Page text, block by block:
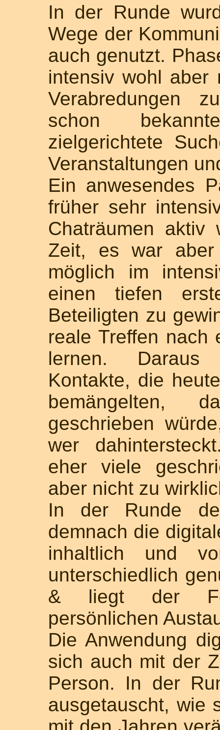
In der Runde
Wege der
auch genutzt.
intensiv wohl aber
Verabredungen
schon
zielgerichtete
Veranstaltungen
Ein anwesendes
früher sehr
Chaträumen
Zeit, es war aber
möglich im
einen tiefen
Beteiligten zu
reale Treffen nach
lernen. Daraus
Kontakte, die
bemängelten,
geschrieben
wer
eher viele
aber nicht zu
In der Runde
demnach die
inhaltlich und
unterschiedlich
& liegt der
persönlichen
Die Anwendung
sich auch mit der
Person. In der
ausgetauscht, wie